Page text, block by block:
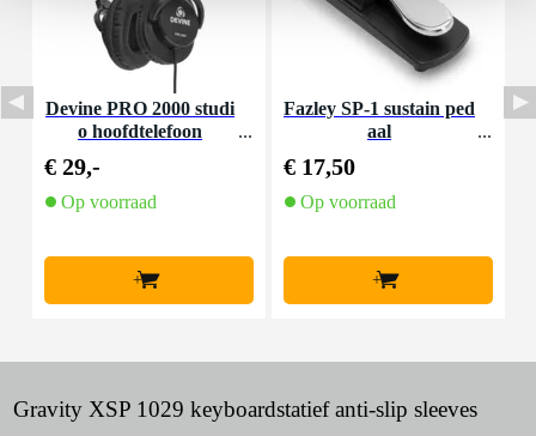
Devine PRO 2000 studi
o hoofdtelefoon
€ 29,-
Op voorraad
+
Fazley SP-1 sustain ped
aal
€ 17,50
Op voorraad
+
Gravity XSP 1029 keyboardstatief anti-slip sleeves